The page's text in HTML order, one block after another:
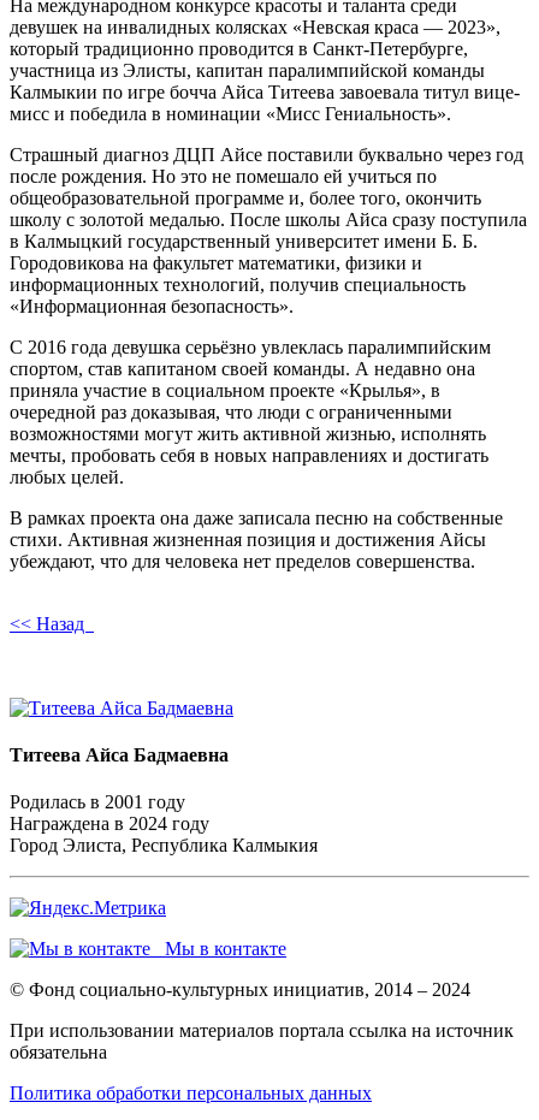
На международном конкурсе красоты и таланта среди
девушек на инвалидных колясках «Невская краса — 2023»,
который традиционно проводится в Санкт-Петербурге,
участница из Элисты, капитан паралимпийской команды
Калмыкии по игре бочча Айса Титеева завоевала титул вице-
мисс и победила в номинации «Мисс Гениальность».
Страшный диагноз ДЦП Айсе поставили буквально через год
после рождения. Но это не помешало ей учиться по
общеобразовательной программе и, более того, окончить
школу с золотой медалью. После школы Айса сразу поступила
в Калмыцкий государственный университет имени Б. Б.
Городовикова на факультет математики, физики и
информационных технологий, получив специальность
«Информационная безопасность».
С 2016 года девушка серьёзно увлеклась паралимпийским
спортом, став капитаном своей команды. А недавно она
приняла участие в социальном проекте «Крылья», в
очередной раз доказывая, что люди с ограниченными
возможностями могут жить активной жизнью, исполнять
мечты, пробовать себя в новых направлениях и достигать
любых целей.
В рамках проекта она даже записала песню на собственные
стихи. Активная жизненная позиция и достижения Айсы
убеждают, что для человека нет пределов совершенства.
<< Назад
Титеева Айса Бадмаевна
Родилась в 2001 году
Награждена в 2024 году
Город Элиста, Республика Калмыкия
Мы в контакте
© Фонд социально-культурных инициатив, 2014 – 2024
При использовании материалов портала ссылка на источник
обязательна
Политика обработки персональных данных